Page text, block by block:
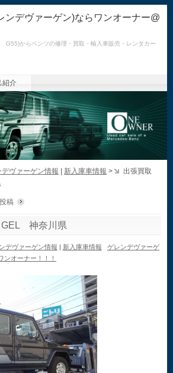
ンデヴァーゲン)ならワンオーナー@
からベンツの修理・買取・輸入車販売・レンタカー
紹介
デヴァーゲン情報 新入庫車情報 >
出張買取
稿
神奈川県
デヴァーゲン情報 | 新入庫車情報
ゲレンデヴァーゲ
ンオーナー！！！